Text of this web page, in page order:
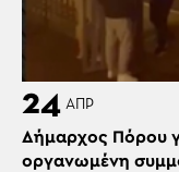
24 ΑΠΡ
Δήμαρχος Πόρου
οργανωμένη